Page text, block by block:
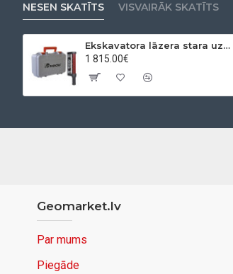
NESEN SKATĪTS VISVAIRĀK SKATĪTS
Ekskavatora lāzera stara uztvērējs ACCEPTOR M
1 815.00€
Geomarket.lv
Par mums
Piegāde